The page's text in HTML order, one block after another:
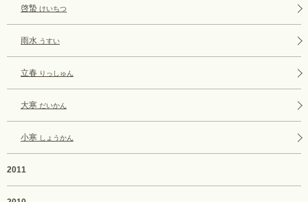
啓蟄 けいちつ
雨水 うすい
立春 りっしゅん
大寒 だいかん
小寒 しょうかん
2011